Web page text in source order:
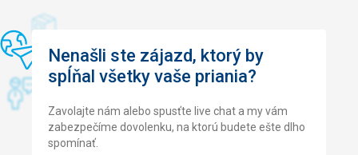
Nenašli ste zájazd, ktorý by
spĺňal všetky vaše priania?
Zavolajte nám alebo spusťte live chat a my vám
zabezpečíme dovolenku, na ktorú budete ešte dlho
spomínať.